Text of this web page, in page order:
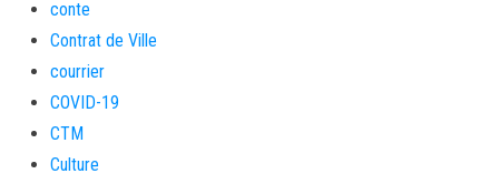
conte
Contrat de Ville
courrier
COVID-19
CTM
Culture